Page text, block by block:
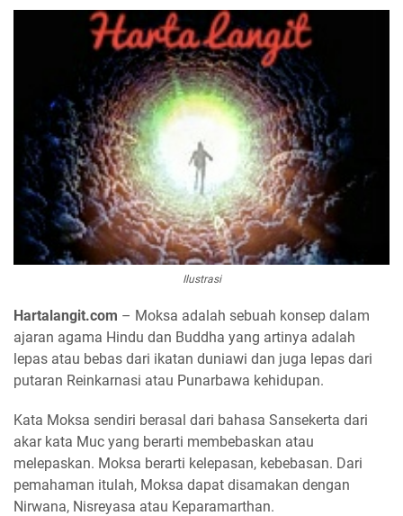
Ilustrasi
Hartalangit.com – Moksa adalah sebuah konsep dalam
ajaran agama Hindu dan Buddha yang artinya adalah
lepas atau bebas dari ikatan duniawi dan juga lepas dari
putaran Reinkarnasi atau Punarbawa kehidupan.
Kata Moksa sendiri berasal dari bahasa Sansekerta dari
akar kata Muc yang berarti membebaskan atau
melepaskan. Moksa berarti kelepasan, kebebasan. Dari
pemahaman itulah, Moksa dapat disamakan dengan
Nirwana, Nisreyasa atau Keparamarthan.